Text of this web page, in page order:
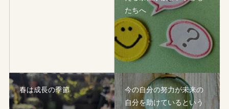
たちへ
春は成長の季節
今の自分の努力が未来の
自分を助けているという